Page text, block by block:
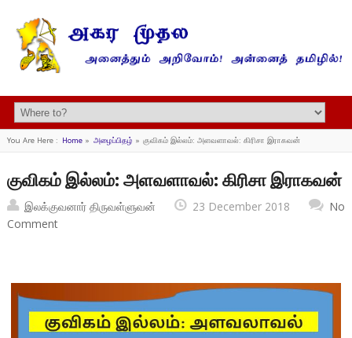
You Are Here : Home» அழைப்பிதழ் » குவிகம் இல்லம்: அளவளாவல்: கிரிசா இராகவன்
குவிகம் இல்லம்: அளவளாவல்: கிரிசா இராகவன்
இலக்குவனார் திருவள்ளுவன் 23 December 2018
No
Comment